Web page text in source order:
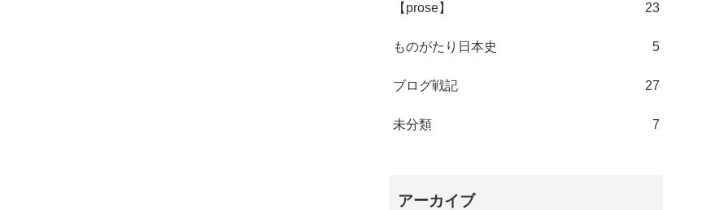
【prose】 23
ものがたり日本史 5
ブログ戦記 27
未分類 7
アーカイブ